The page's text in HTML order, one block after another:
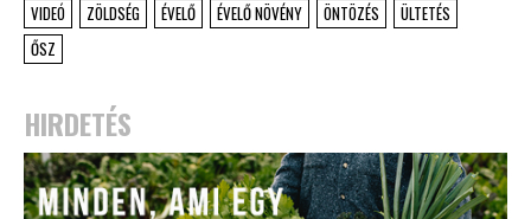
VIDEÓ
ZÖLDSÉG ÉVELŐ ÉVELŐ NÖVÉNY ÖNTÖZÉS
ÜLTETÉS
ŐSZ
HIRDETÉS